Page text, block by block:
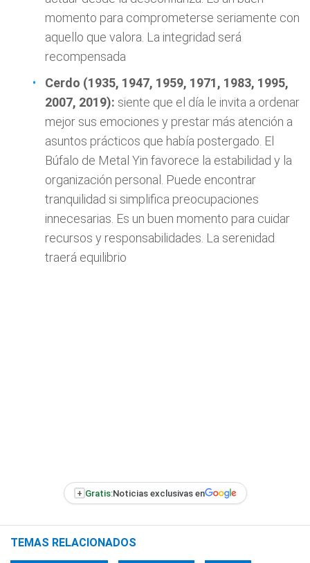
momento para comprometerse seriamente con
aquello que valora. La integridad será
recompensada
Cerdo (1935, 1947, 1959, 1971, 1983, 1995,
2007, 2019): siente que el día le invita a ordenar
mejor sus emociones y prestar más atención a
asuntos prácticos que había postergado. El
Búfalo de Metal Yin favorece la estabilidad y la
organización personal. Puede encontrar
tranquilidad si simplifica preocupaciones
innecesarias. Es un buen momento para cuidar
recursos y responsabilidades. La serenidad
traerá equilibrio
+ Gratis:Noticias exclusivas en
TEMAS RELACIONADOS